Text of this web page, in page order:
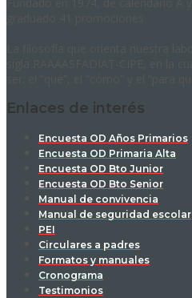
Enlaces de interés
Encuesta OD Años Primarios
Encuesta OD Primaria Alta
Encuesta OD Bto Junior
Encuesta OD Bto Senior
Manual de convivencia
Manual de seguridad escolar
PEI
Circulares a padres
Formatos y manuales
Cronograma
Testimonios